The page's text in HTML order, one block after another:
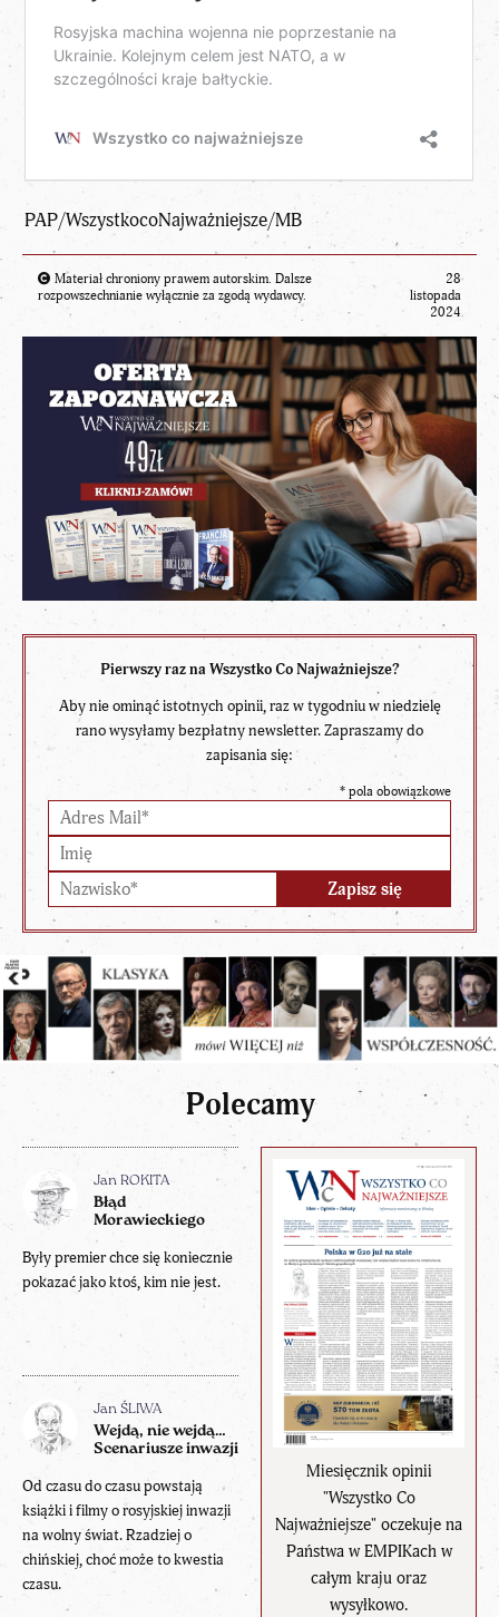
PAP/WszystkocoNajważniejsze/MB
Materiał chroniony prawem autorskim. Dalsze
rozpowszechnianie wyłącznie za zgodą wydawcy.
28
listopada
2024
Pierwszy raz na Wszystko Co Najważniejsze?
Aby nie ominąć istotnych opinii, raz w tygodniu w niedzielę
rano wysyłamy bezpłatny newsletter. Zapraszamy do
zapisania się:
* pola obowiązkowe
Polecamy
Miesięcznik opinii
"Wszystko Co
Najważniejsze" oczekuje na
Państwa w EMPIKach w
całym kraju oraz
wysyłkowo.
Jan ROKITA
Błąd
Morawieckiego
Były premier chce się koniecznie
pokazać jako ktoś, kim nie jest.
Jan ŚLIWA
Wejdą, nie wejdą…
Scenariusze inwazji
Od czasu do czasu powstają
książki i filmy o rosyjskiej inwazji
na wolny świat. Rzadziej o
chińskiej, choć może to kwestia
czasu.